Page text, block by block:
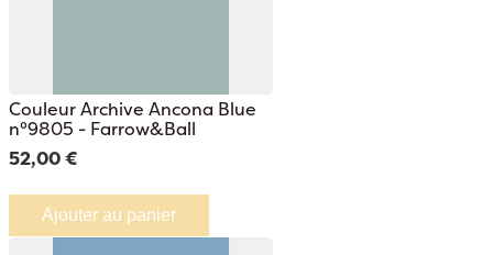
Couleur Archive Ancona Blue
n°9805 - Farrow&Ball
52,00 €
Ajouter au panier